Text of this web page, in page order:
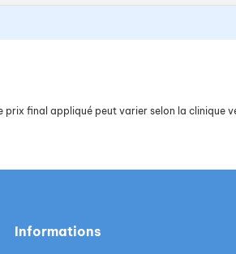
final appliqué peut varier selon la clinique
Informations